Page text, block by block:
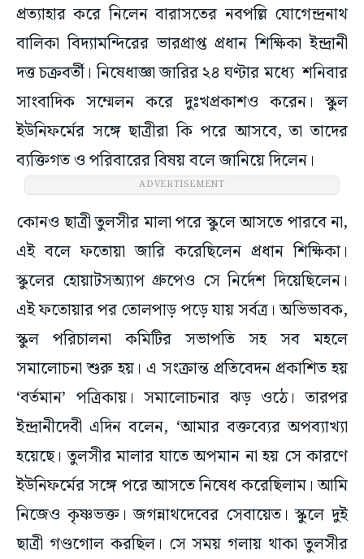
প্রত্যাহার করে নিলেন বারাসতের নবপল্লি যোগেন্দ্রনাথ
বালিকা বিদ্যামন্দিরের ভারপ্রাপ্ত প্রধান শিক্ষিকা ইন্দ্রানী
দত্ত চক্রবর্তী। নিষেধাজ্ঞা জারির ২৪ ঘণ্টার মধ্যে শনিবার
সাংবাদিক সম্মেলন করে দুঃখপ্রকাশও করেন। স্কুল
ইউনিফর্মের সঙ্গে ছাত্রীরা কি পরে আসবে, তা তাদের
ব্যক্তিগত ও পরিবারের বিষয় বলে জানিয়ে দিলেন।
ADVERTISEMENT
কোনও ছাত্রী তুলসীর মালা পরে স্কুলে আসতে পারবে না,
এই বলে ফতোয়া জারি করেছিলেন প্রধান শিক্ষিকা।
স্কুলের হোয়াটসঅ্যাপ গ্রুপেও সে নির্দেশ দিয়েছিলেন।
এই ফতোয়ার পর তোলপাড় পড়ে যায় সর্বত্র। অভিভাবক,
স্কুল পরিচালনা কমিটির সভাপতি সহ সব মহলে
সমালোচনা শুরু হয়। এ সংক্রান্ত প্রতিবেদন প্রকাশিত হয়
‘বর্তমান’ পত্রিকায়। সমালোচনার ঝড় ওঠে। তারপর
ইন্দ্রানীদেবী এদিন বলেন, ‘আমার বক্তব্যের অপব্যাখ্যা
হয়েছে। তুলসীর মালার যাতে অপমান না হয় সে কারণে
ইউনিফর্মের সঙ্গে পরে আসতে নিষেধ করেছিলাম। আমি
নিজেও কৃষ্ণভক্ত। জগন্নাথদেবের সেবায়েত। স্কুলে দুই
ছাত্রী গণ্ডগোল করছিল। সে সময় গলায় থাকা তুলসীর